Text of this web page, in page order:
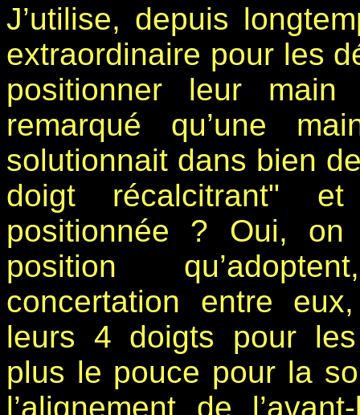
J’utilise, depuis
extraordinaire pour les
positionner leur main
remarqué qu’une
solutionnait dans bien
doigt récalcitrant"
positionnée ? Oui,
position
concertation entre
leurs 4 doigts pour
plus le pouce pour la
l’alignement de